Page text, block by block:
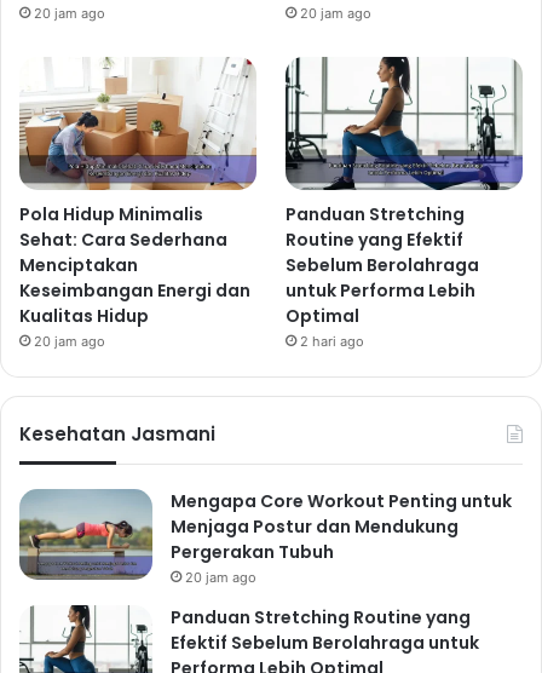
20 jam ago 20 jam ago
Pola Hidup Minimalis
Sehat: Cara Sederhana
Menciptakan
Keseimbangan Energi dan
Kualitas Hidup
20 jam ago
Panduan Stretching
Routine yang Efektif
Sebelum Berolahraga
untuk Performa Lebih
Optimal
2 hari ago
Kesehatan Jasmani
Mengapa Core Workout Penting untuk
Menjaga Postur dan Mendukung
Pergerakan Tubuh
20 jam ago
Panduan Stretching Routine yang
Efektif Sebelum Berolahraga untuk